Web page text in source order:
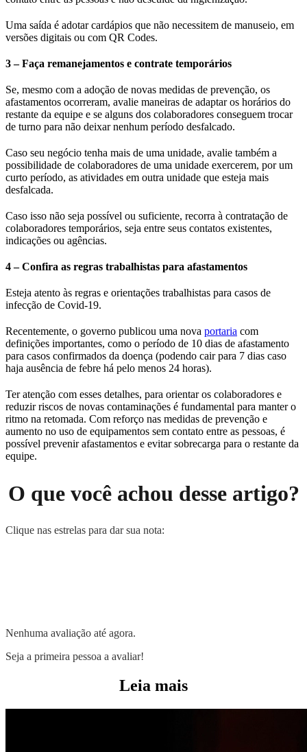
Uma saída é adotar cardápios que não necessitem de manuseio, em
versões digitais ou com QR Codes.
3 – Faça remanejamentos e contrate temporários
Se, mesmo com a adoção de novas medidas de prevenção, os
afastamentos ocorreram, avalie maneiras de adaptar os horários do
restante da equipe e se alguns dos colaboradores conseguem trocar
de turno para não deixar nenhum período desfalcado.
Caso seu negócio tenha mais de uma unidade, avalie também a
possibilidade de colaboradores de uma unidade exercerem, por um
curto período, as atividades em outra unidade que esteja mais
desfalcada.
Caso isso não seja possível ou suficiente, recorra à contratação de
colaboradores temporários, seja entre seus contatos existentes,
indicações ou agências.
4 – Confira as regras trabalhistas para afastamentos
Esteja atento às regras e orientações trabalhistas para casos de
infecção de Covid-19.
Recentemente, o governo publicou uma nova portaria com
definições importantes, como o período de 10 dias de afastamento
para casos confirmados da doença (podendo cair para 7 dias caso
haja ausência de febre há pelo menos 24 horas).
Ter atenção com esses detalhes, para orientar os colaboradores e
reduzir riscos de novas contaminações é fundamental para manter o
ritmo na retomada. Com reforço nas medidas de prevenção e
aumento no uso de equipamentos sem contato entre as pessoas, é
possível prevenir afastamentos e evitar sobrecarga para o restante da
equipe.
O que você achou desse artigo?
Clique nas estrelas para dar sua nota:
Nenhuma avaliação até agora.
Seja a primeira pessoa a avaliar!
Leia mais